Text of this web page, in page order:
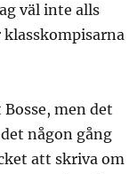
väl inte alls
men det
någon gång
att skriva om